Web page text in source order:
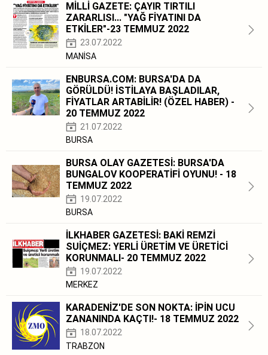
MİLLİ GAZETE: ÇAYIR TIRTILI
ZARARLISI... "YAĞ FİYATINI DA
ETKİLER"-23 TEMMUZ 2022
23.07.2022
MANİSA
ENBURSA.COM: BURSA'DA DA
GÖRÜLDÜ! İSTİLAYA BAŞLADILAR,
FİYATLAR ARTABİLİR! (ÖZEL HABER) -
20 TEMMUZ 2022
21.07.2022
BURSA
BURSA OLAY GAZETESİ: BURSA'DA
BUNGALOV KOOPERATİFİ OYUNU! - 18
TEMMUZ 2022
19.07.2022
BURSA
İLKHABER GAZETESİ: BAKİ REMZİ
SUİÇMEZ: YERLİ ÜRETİM VE ÜRETİCİ
KORUNMALI- 20 TEMMUZ 2022
19.07.2022
MERKEZ
KARADENİZ'DE SON NOKTA: İPİN UCU
ZANANINDA KAÇTI!- 18 TEMMUZ 2022
18.07.2022
TRABZON